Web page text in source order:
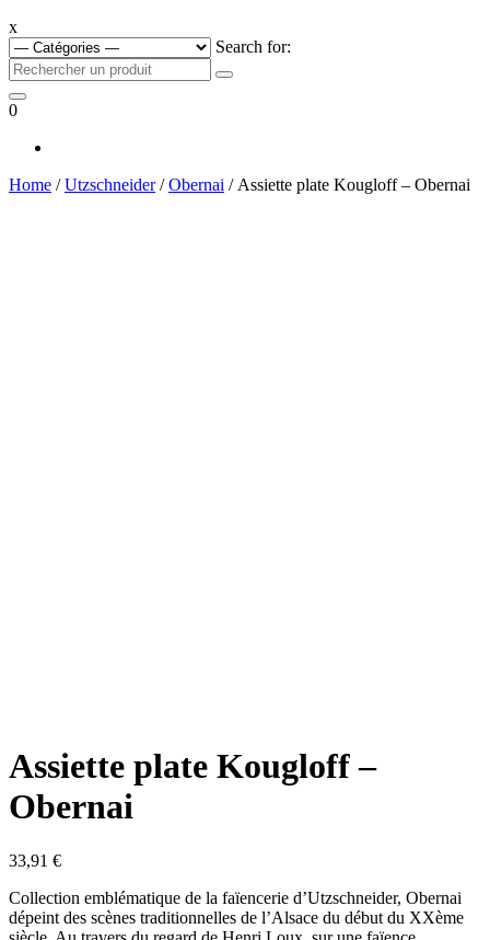
x
Search for:
0
Home /Utzschneider/Obernai / Assiette plate Kougloff – Obernai
Assiette plate Kougloff –
Obernai
33,91 €
Collection emblématique de la faïencerie d’Utzschneider, Obernai
dépeint des scènes traditionnelles de l’Alsace du début du XXème